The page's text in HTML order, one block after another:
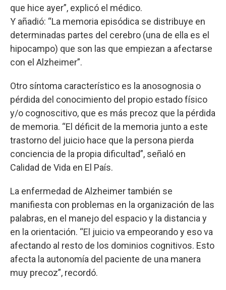
que hice ayer”, explicó el médico.
Y añadió: “La memoria episódica se distribuye en
determinadas partes del cerebro (una de ella es el
hipocampo) que son las que empiezan a afectarse
con el Alzheimer”.
Otro síntoma característico es la anosognosia o
pérdida del conocimiento del propio estado físico
y/o cognoscitivo, que es más precoz que la pérdida
de memoria. “El déficit de la memoria junto a este
trastorno del juicio hace que la persona pierda
conciencia de la propia dificultad”, señaló en
Calidad de Vida en El País.
La enfermedad de Alzheimer también se
manifiesta con problemas en la organización de las
palabras, en el manejo del espacio y la distancia y
en la orientación. “El juicio va empeorando y eso va
afectando al resto de los dominios cognitivos. Esto
afecta la autonomía del paciente de una manera
muy precoz”, recordó.